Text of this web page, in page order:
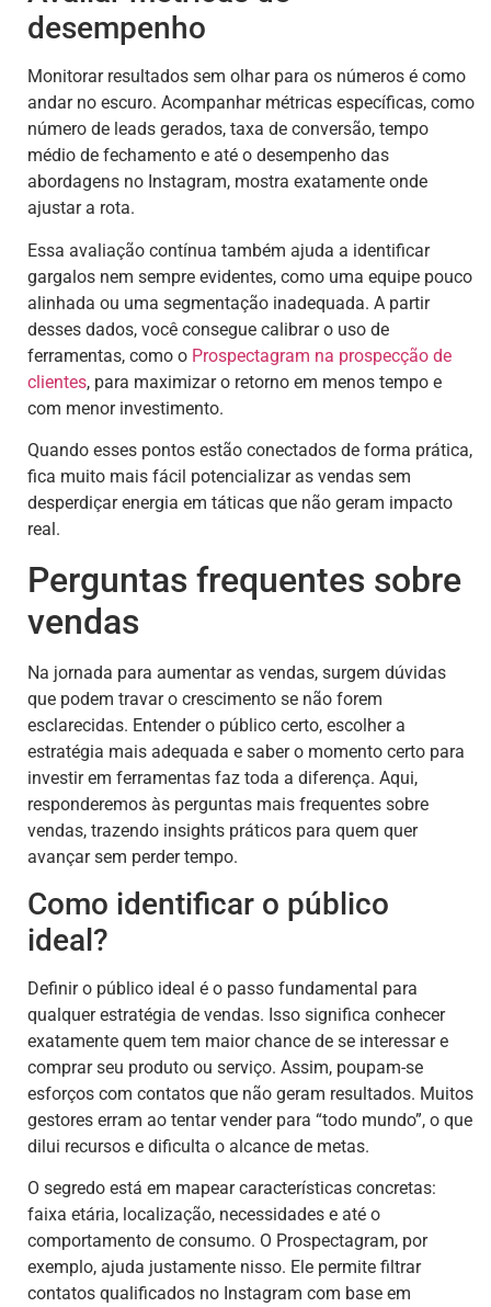
desempenho
Monitorar resultados sem olhar para os números é como
andar no escuro. Acompanhar métricas específicas, como
número de leads gerados, taxa de conversão, tempo
médio de fechamento e até o desempenho das
abordagens no Instagram, mostra exatamente onde
ajustar a rota.
Essa avaliação contínua também ajuda a identificar
gargalos nem sempre evidentes, como uma equipe pouco
alinhada ou uma segmentação inadequada. A partir
desses dados, você consegue calibrar o uso de
ferramentas, como o Prospectagram na prospecção de
clientes, para maximizar o retorno em menos tempo e
com menor investimento.
Quando esses pontos estão conectados de forma prática,
fica muito mais fácil potencializar as vendas sem
desperdiçar energia em táticas que não geram impacto
real.
Perguntas frequentes sobre
vendas
Na jornada para aumentar as vendas, surgem dúvidas
que podem travar o crescimento se não forem
esclarecidas. Entender o público certo, escolher a
estratégia mais adequada e saber o momento certo para
investir em ferramentas faz toda a diferença. Aqui,
responderemos às perguntas mais frequentes sobre
vendas, trazendo insights práticos para quem quer
avançar sem perder tempo.
Como identificar o público
ideal?
Definir o público ideal é o passo fundamental para
qualquer estratégia de vendas. Isso significa conhecer
exatamente quem tem maior chance de se interessar e
comprar seu produto ou serviço. Assim, poupam-se
esforços com contatos que não geram resultados. Muitos
gestores erram ao tentar vender para “todo mundo”, o que
dilui recursos e dificulta o alcance de metas.
O segredo está em mapear características concretas:
faixa etária, localização, necessidades e até o
comportamento de consumo. O Prospectagram, por
exemplo, ajuda justamente nisso. Ele permite filtrar
contatos qualificados no Instagram com base em